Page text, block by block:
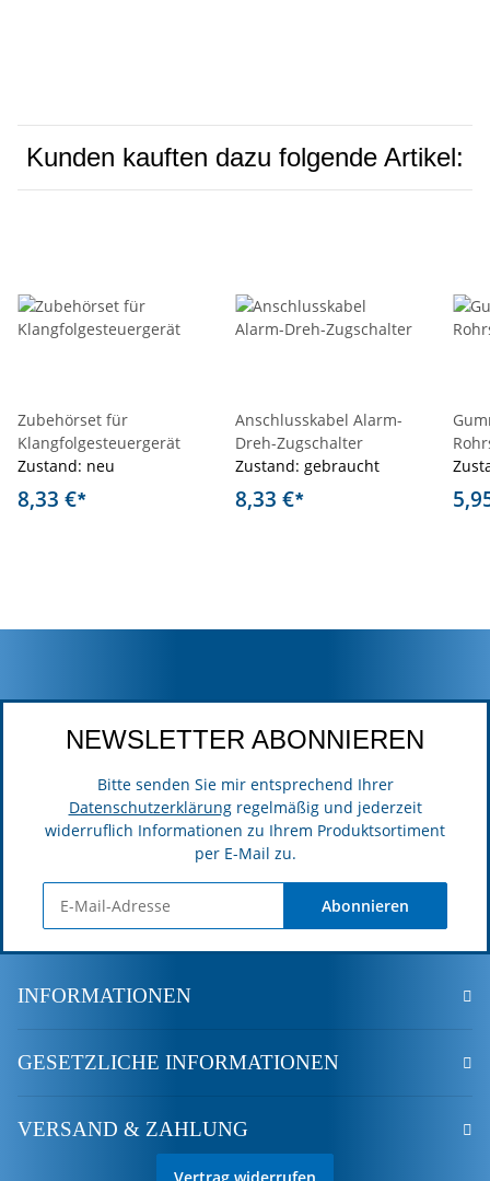
Kunden kauften dazu folgende Artikel:
Zubehörset für
Klangfolgesteuergerät
Zustand: neu
8,33 €*
Anschlusskabel Alarm-
Dreh-Zugschalter
Zustand: gebraucht
8,33 €*
NEWSLETTER ABONNIEREN
Bitte senden Sie mir entsprechend Ihrer
Datenschutzerklärungregelmäßig und jederzeit
widerruflich Informationen zu Ihrem Produktsortiment
per E-Mail zu.
Abonnieren
INFORMATIONEN
GESETZLICHE INFORMATIONEN
VERSAND & ZAHLUNG